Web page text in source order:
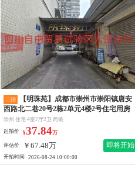
二拍
西路北二巷20号2栋2单元4楼2号住宅用房
崇州 住宅 4室2厅2卫 简装
起拍价 ¥37.84万
评估价 ￥67.48万 即将开始
开拍时间 2026-08-24 10:00:00